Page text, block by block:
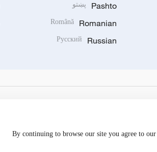
Pashto پښتو
Romanian
Română
Russian
Русский
By continuing to browse our site you agree to